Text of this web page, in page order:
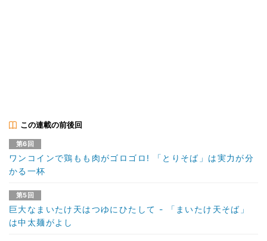
この連載の前後回
第6回
ワンコインで鶏もも肉がゴロゴロ! 「とりそば」は実力が分
かる一杯
第5回
巨大なまいたけ天はつゆにひたして - 「まいたけ天そば」
は中太麺がよし